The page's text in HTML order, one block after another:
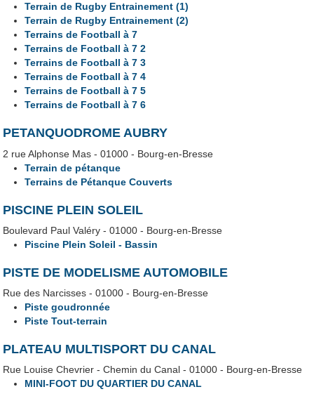
Terrain de Rugby Entrainement (1)
Terrain de Rugby Entrainement (2)
Terrains de Football à 7
Terrains de Football à 7 2
Terrains de Football à 7 3
Terrains de Football à 7 4
Terrains de Football à 7 5
Terrains de Football à 7 6
PETANQUODROME AUBRY
2 rue Alphonse Mas - 01000 - Bourg-en-Bresse
Terrain de pétanque
Terrains de Pétanque Couverts
PISCINE PLEIN SOLEIL
Boulevard Paul Valéry - 01000 - Bourg-en-Bresse
Piscine Plein Soleil - Bassin
PISTE DE MODELISME AUTOMOBILE
Rue des Narcisses - 01000 - Bourg-en-Bresse
Piste goudronnée
Piste Tout-terrain
PLATEAU MULTISPORT DU CANAL
Rue Louise Chevrier - Chemin du Canal - 01000 - Bourg-en-Bresse
MINI-FOOT DU QUARTIER DU CANAL